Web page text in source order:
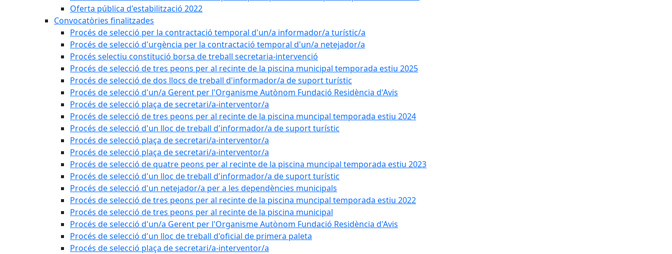
Oferta pública d'estabilització 2022
Convocatòries finalitzades
Procés de selecció per la contractació temporal d'un/a informador/a turístic/a
Procés de selecció d'urgència per la contractació temporal d'un/a netejador/a
Procés selectiu constitució borsa de treball secretaria-intervenció
Procés de selecció de tres peons per al recinte de la piscina municipal temporada estiu 2025
Procés de selecció de dos llocs de treball d'informador/a de suport turístic
Procés de selecció d'un/a Gerent per l'Organisme Autònom Fundació Residència d'Avis
Procés de selecció plaça de secretari/a-interventor/a
Procés de selecció de tres peons per al recinte de la piscina muncipal temporada estiu 2024
Procés de selecció d'un lloc de treball d'informador/a de suport turístic
Procés de selecció plaça de secretari/a-interventor/a
Procés de selecció plaça de secretari/a-interventor/a
Procés de selecció de quatre peons per al recinte de la piscina muncipal temporada estiu 2023
Procés de selecció d'un lloc de treball d'informador/a de suport turístic
Procés de selecció d'un netejador/a per a les dependències municipals
Procés de selecció de tres peons per al recinte de la piscina muncipal temporada estiu 2022
Procés de selecció de tres peons per al recinte de la piscina municipal
Procés de selecció d'un/a Gerent per l'Organisme Autònom Fundació Residència d'Avis
Procés de selecció d'un lloc de treball d'oficial de primera paleta
Procés de selecció plaça de secretari/a-interventor/a